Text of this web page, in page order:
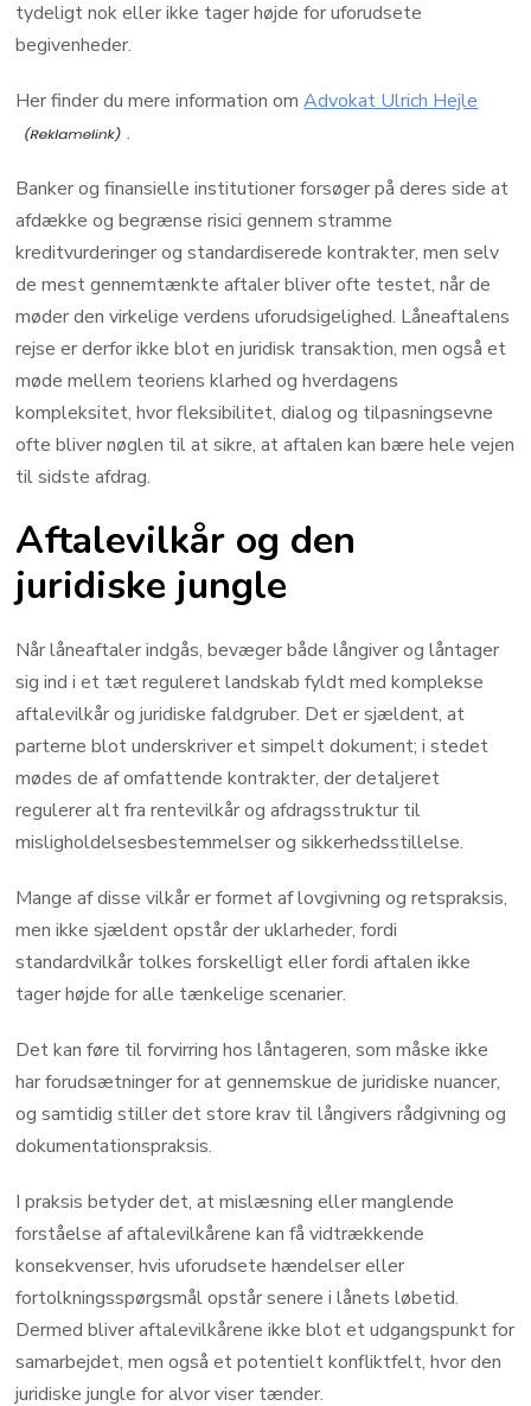
tydeligt nok eller ikke tager højde for uforudsete
begivenheder.
Her finder du mere information omAdvokat Ulrich Hejle
.
Banker og finansielle institutioner forsøger på deres side at
afdække og begrænse risici gennem stramme
kreditvurderinger og standardiserede kontrakter, men selv
de mest gennemtænkte aftaler bliver ofte testet, når de
møder den virkelige verdens uforudsigelighed. Låneaftalens
rejse er derfor ikke blot en juridisk transaktion, men også et
møde mellem teoriens klarhed og hverdagens
kompleksitet, hvor fleksibilitet, dialog og tilpasningsevne
ofte bliver nøglen til at sikre, at aftalen kan bære hele vejen
til sidste afdrag.
Aftalevilkår og den
juridiske jungle
Når låneaftaler indgås, bevæger både långiver og låntager
sig ind i et tæt reguleret landskab fyldt med komplekse
aftalevilkår og juridiske faldgruber. Det er sjældent, at
parterne blot underskriver et simpelt dokument; i stedet
mødes de af omfattende kontrakter, der detaljeret
regulerer alt fra rentevilkår og afdragsstruktur til
misligholdelsesbestemmelser og sikkerhedsstillelse.
Mange af disse vilkår er formet af lovgivning og retspraksis,
men ikke sjældent opstår der uklarheder, fordi
standardvilkår tolkes forskelligt eller fordi aftalen ikke
tager højde for alle tænkelige scenarier.
Det kan føre til forvirring hos låntageren, som måske ikke
har forudsætninger for at gennemskue de juridiske nuancer,
og samtidig stiller det store krav til långivers rådgivning og
dokumentationspraksis.
I praksis betyder det, at mislæsning eller manglende
forståelse af aftalevilkårene kan få vidtrækkende
konsekvenser, hvis uforudsete hændelser eller
fortolkningsspørgsmål opstår senere i lånets løbetid.
Dermed bliver aftalevilkårene ikke blot et udgangspunkt for
samarbejdet, men også et potentielt konfliktfelt, hvor den
juridiske jungle for alvor viser tænder.